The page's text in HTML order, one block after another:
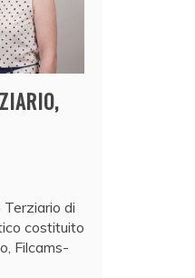
Terziario di
costituito
Filcams-